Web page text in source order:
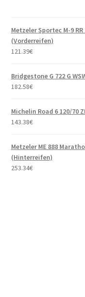
Metzeler Sportec M-9 RR
(Vorderreifen)
121.39€
Bridgestone G 722 G
182.58€
Michelin Road 6 120/70
143.38€
Metzeler ME 888
(Hinterreifen)
253.34€